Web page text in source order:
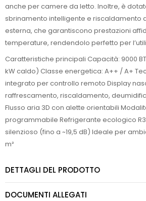
anche per camere da letto. Inoltre, è
sbrinamento intelligente e riscaldamento
esterna, che garantiscono prestazioni
temperature, rendendolo perfetto per
Caratteristiche principali Capacità: 9000
kW caldo) Classe energetica: A++ / A+
integrato per controllo remoto Display
raffrescamento, riscaldamento,
Flusso aria 3D con alette orientabili
programmabile Refrigerante ecologico
silenzioso (fino a ~19,5 dB) Ideale per
m²
DETTAGLI DEL PRODOTTO
DOCUMENTI ALLEGATI